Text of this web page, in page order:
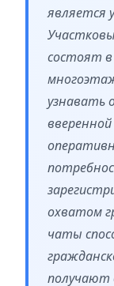
является
состоят
узнавать
охватом
чаты
получают